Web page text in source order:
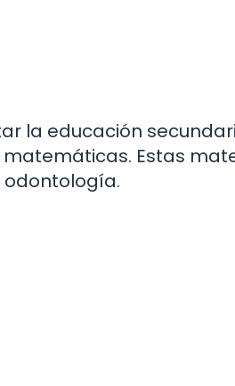
la educación
Estas